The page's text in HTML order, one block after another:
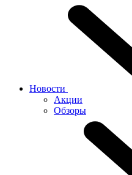
Новости
Акции
Обзоры